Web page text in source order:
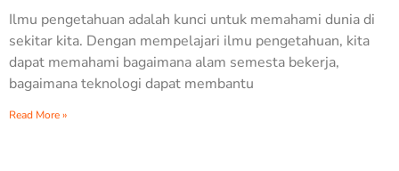
Ilmu pengetahuan adalah kunci untuk memahami dunia di
sekitar kita. Dengan mempelajari ilmu pengetahuan, kita
dapat memahami bagaimana alam semesta bekerja,
bagaimana teknologi dapat membantu
Read More »